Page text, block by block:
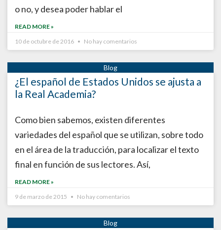
o no, y desea poder hablar el
READ MORE »
10 de octubre de 2016
No hay comentarios
¿El español de Estados Unidos se ajusta a
la Real Academia?
Como bien sabemos, existen diferentes
variedades del español que se utilizan, sobre todo
en el área de la traducción, para localizar el texto
final en función de sus lectores. Así,
READ MORE »
9 de marzo de 2015
No hay comentarios